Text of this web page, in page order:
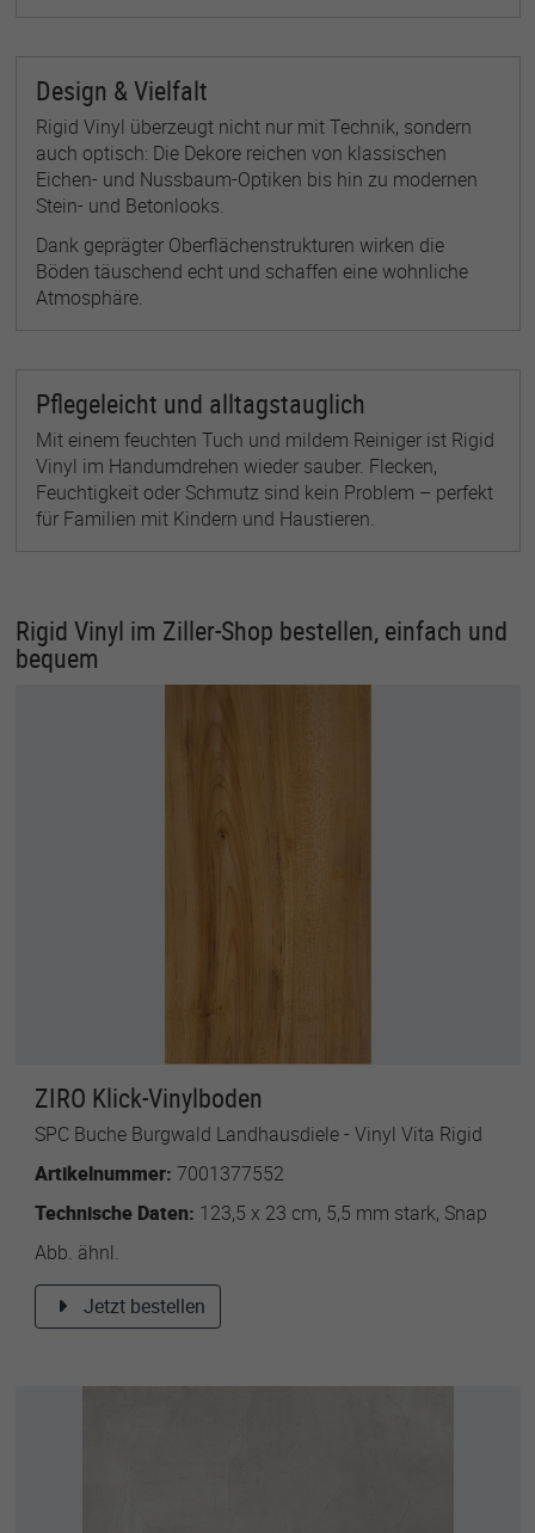
Design & Vielfalt
Rigid Vinyl überzeugt nicht nur mit Technik, sondern
auch optisch: Die Dekore reichen von klassischen
Eichen- und Nussbaum-Optiken bis hin zu modernen
Stein- und Betonlooks.
Dank geprägter Oberflächenstrukturen wirken die
Böden täuschend echt und schaffen eine wohnliche
Atmosphäre.
Pflegeleicht und alltagstauglich
Mit einem feuchten Tuch und mildem Reiniger ist Rigid
Vinyl im Handumdrehen wieder sauber. Flecken,
Feuchtigkeit oder Schmutz sind kein Problem – perfekt
für Familien mit Kindern und Haustieren.
Rigid Vinyl im Ziller-Shop bestellen, einfach und
bequem
ZIRO Klick-Vinylboden
SPC Buche Burgwald Landhausdiele - Vinyl Vita Rigid
Artikelnummer: 7001377552
Technische Daten: 123,5 x 23 cm, 5,5 mm stark, Snap
Abb. ähnl.
Jetzt bestellen